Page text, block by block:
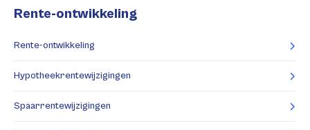
Rente-ontwikkeling
Rente-ontwikkeling
Hypotheekrentewijzigingen
Spaarrentewijzigingen